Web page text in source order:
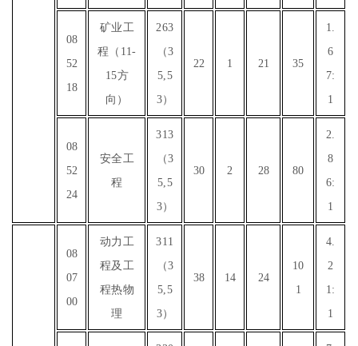
08
52
18
矿业工
程（11-
15方
向）
263
（3
5,5
3）
22 1 21 35
1.
6
7:
1
08
52
24
安全工
程
313
（3
5,5
3）
30 2 28 80
2.
8
6:
1
08
07
00
动力工
程及工
程热物
理
311
（3
5,5
3）
38 14 24
10
1
4.
2
1:
1